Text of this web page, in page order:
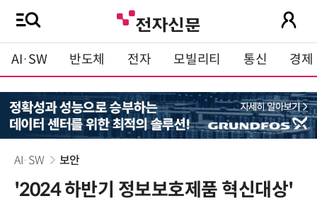
AI·SW 반도체 전자 모빌리티 통신 경제
AI·SW 보안
'2024 하반기 정보보호제품 혁신대상'